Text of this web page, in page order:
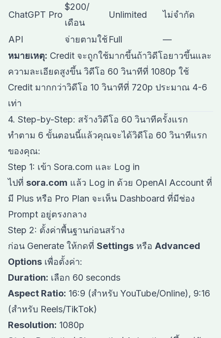
ChatGPT Pro
$200/
เดือน
Unlimited ไม่จำกัด
API จ่ายตามใช้Full
—
หมายเหตุ: Credit จะถูกใช้มากขึ้นถ้าวิดีโอยาวขึ้นและ
ความละเอียดสูงขึ้น วิดีโอ 60 วินาทีที่ 1080p ใช้
Credit มากกว่าวิดีโอ 10 วินาทีที่ 720p ประมาณ 4-6
เท่า
4. Step-by-Step: สร้างวิดีโอ 60 วินาทีครั้งแรก
ทำตาม 6 ขั้นตอนนี้แล้วคุณจะได้วิดีโอ 60 วินาทีแรก
ของคุณ:
Step 1: เข้า Sora.com และ Log in
ไปที่ sora.com แล้ว Log in ด้วย OpenAI Account ที่
มี Plus หรือ Pro Plan จะเห็น Dashboard ที่มีช่อง
Prompt อยู่ตรงกลาง
Step 2: ตั้งค่าพื้นฐานก่อนสร้าง
ก่อน Generate ให้กดที่ Settings หรือ Advanced
Options เพื่อตั้งค่า:
Duration: เลือก 60 seconds
Aspect Ratio: 16:9 (สำหรับ YouTube/Online), 9:16
(สำหรับ Reels/TikTok)
Resolution: 1080p